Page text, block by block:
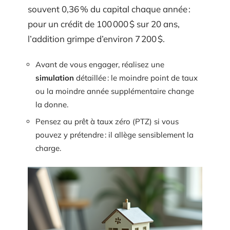
souvent 0,36 % du capital chaque année :
pour un crédit de 100 000 $ sur 20 ans,
l’addition grimpe d’environ 7 200 $.
Avant de vous engager, réalisez une
simulation détaillée : le moindre point de taux
ou la moindre année supplémentaire change
la donne.
Pensez au prêt à taux zéro (PTZ) si vous
pouvez y prétendre : il allège sensiblement la
charge.